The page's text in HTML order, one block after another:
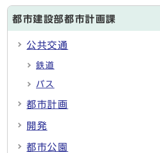
都市建設部都市計画課
公共交通
鉄道
バス
都市計画
開発
都市公園